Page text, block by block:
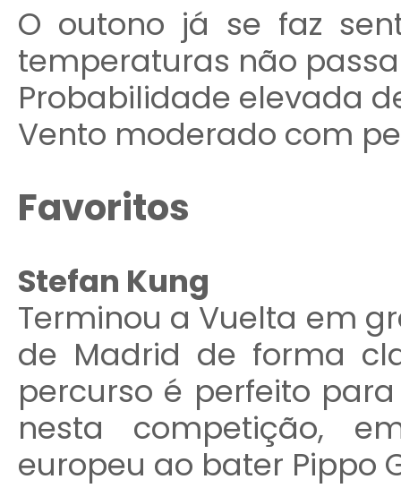
O outono já se faz
temperaturas não
Probabilidade elevada
Vento moderado com
Favoritos
Stefan Kung
Terminou a Vuelta em
de Madrid de forma
percurso é perfeito
nesta competição,
europeu ao bater Pippo